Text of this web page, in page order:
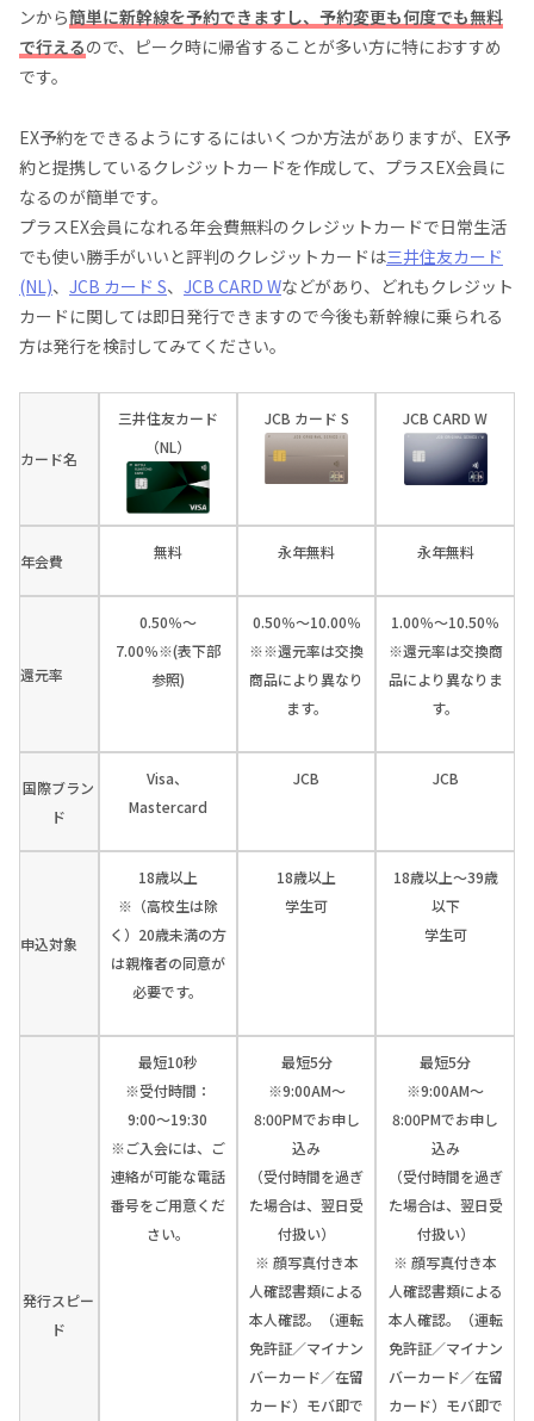
ンから簡単に新幹線を予約できますし、予約変更も何度でも無料
で行えるので、ピーク時に帰省することが多い方に特におすすめ
です。
EX予約をできるようにするにはいくつか方法がありますが、EX予
約と提携しているクレジットカードを作成して、プラスEX会員に
なるのが簡単です。
プラスEX会員になれる年会費無料のクレジットカードで日常生活
でも使い勝手がいいと評判のクレジットカードは三井住友カード
(NL)、 JCB カード S、 JCB CARD Wなどがあり、どれもクレジット
カードに関しては即日発行できますので今後も新幹線に乗られる
方は発行を検討してみてください。
カード名
三井住友カード
（NL）
JCB カード S JCB CARD W
年会費 無料 永年無料 永年無料
還元率
0.50％～
7.00％※(表下部
参照)
0.50％～10.00％
※※還元率は交換
商品により異なり
ます。
1.00％～10.50％
※還元率は交換商
品により異なりま
す。
国際ブラン
ド
Visa、
Mastercard
JCB JCB
申込対象
18歳以上
※（高校生は除
く）20歳未満の方
は親権者の同意が
必要です。
18歳以上
学生可
18歳以上～39歳
以下
学生可
発行スピー
ド
最短10秒
※受付時間：
9:00〜19:30
※ご入会には、ご
連絡が可能な電話
番号をご用意くだ
さい。
最短5分
※9:00AM～
8:00PMでお申し
込み
（受付時間を過ぎ
た場合は、翌日受
付扱い）
※ 顔写真付き本
人確認書類による
本人確認。（運転
免許証／マイナン
バーカード／在留
カード）モバ即で
最短5分
※9:00AM～
8:00PMでお申し
込み
（受付時間を過ぎ
た場合は、翌日受
付扱い）
※ 顔写真付き本
人確認書類による
本人確認。（運転
免許証／マイナン
バーカード／在留
カード）モバ即で